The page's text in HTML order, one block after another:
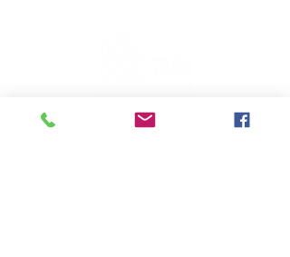
주일KM예배 (1부) 9am, (2부)